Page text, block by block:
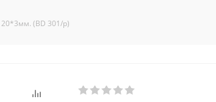
(BD 301/p)